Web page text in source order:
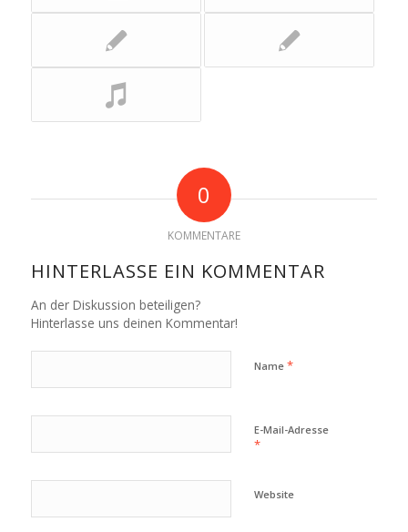
0
KOMMENTARE
HINTERLASSE EIN KOMMENTAR
An der Diskussion beteiligen?
Hinterlasse uns deinen Kommentar!
Name *
E-Mail-Adresse
*
Website